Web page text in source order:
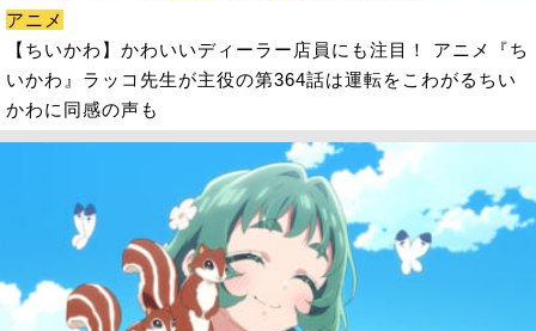
アニメ
【ちいかわ】かわいいディーラー店員にも注目！ アニメ『ち
いかわ』ラッコ先生が主役の第364話は運転をこわがるちい
かわに同感の声も